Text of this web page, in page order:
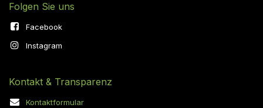
Folgen Sie uns
Facebook
Instagram
Kontakt & Transparenz
Kontaktformular